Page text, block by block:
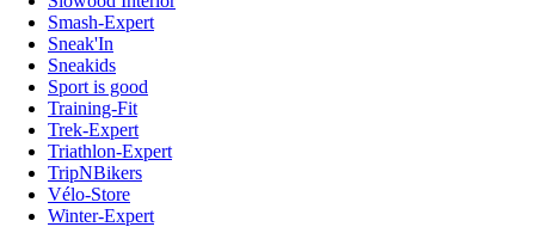
Smash-Expert
Sneak'In
Sneakids
Sport is good
Training-Fit
Trek-Expert
Triathlon-Expert
TripNBikers
Vélo-Store
Winter-Expert